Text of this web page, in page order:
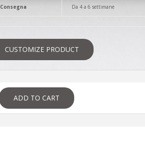
Consegna Da 4 a 6 settimane
CUSTOMIZE PRODUCT
ADD TO CART